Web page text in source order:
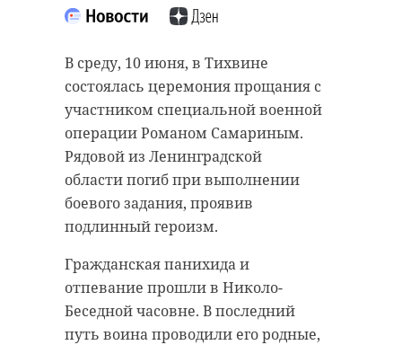
В среду, 10 июня, в Тихвине
состоялась церемония прощания с
участником специальной военной
операции Романом Самариным.
Рядовой из Ленинградской
области погиб при выполнении
боевого задания, проявив
подлинный героизм.
Гражданская панихида и
отпевание прошли в Николо-
Беседной часовне. В последний
путь воина проводили его родные,